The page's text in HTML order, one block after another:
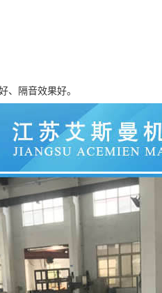
、隔音效果好。